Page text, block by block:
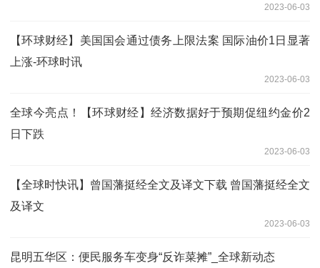
2023-06-03
【环球财经】美国国会通过债务上限法案 国际油价1日显著
上涨-环球时讯
2023-06-03
全球今亮点！【环球财经】经济数据好于预期促纽约金价2
日下跌
2023-06-03
【全球时快讯】曾国藩挺经全文及译文下载 曾国藩挺经全文
及译文
2023-06-03
昆明五华区：便民服务车变身“反诈菜摊”_全球新动态